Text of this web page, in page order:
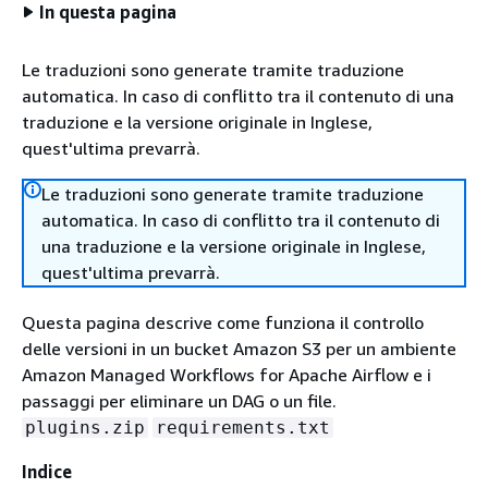
In questa pagina
Le traduzioni sono generate tramite traduzione
automatica. In caso di conflitto tra il contenuto di una
traduzione e la versione originale in Inglese,
quest'ultima prevarrà.
Le traduzioni sono generate tramite traduzione
automatica. In caso di conflitto tra il contenuto di
una traduzione e la versione originale in Inglese,
quest'ultima prevarrà.
Questa pagina descrive come funziona il controllo
delle versioni in un bucket Amazon S3 per un ambiente
Amazon Managed Workflows for Apache Airflow e i
passaggi per eliminare un DAG o un file.
plugins.zip requirements.txt
Indice